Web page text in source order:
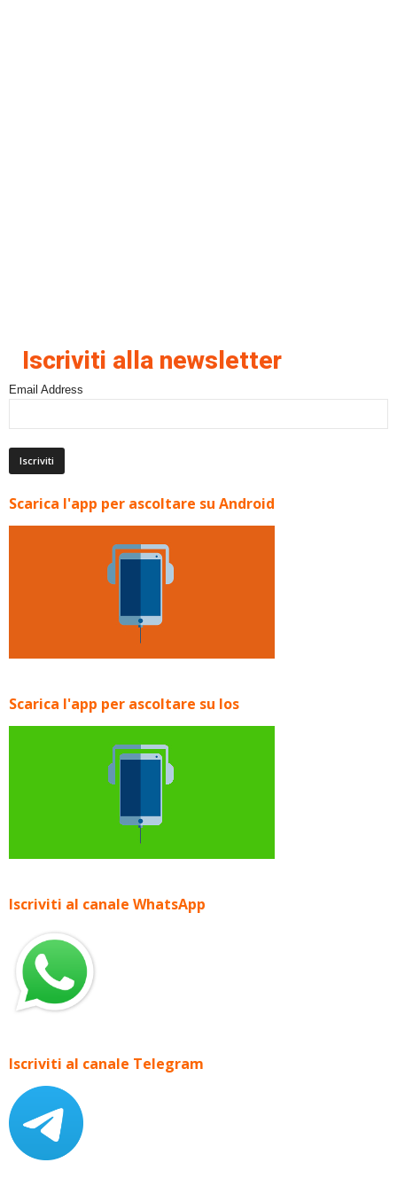
Iscriviti alla newsletter
Email Address
Scarica l'app per ascoltare su Android
Scarica l'app per ascoltare su Ios
Iscriviti al canale WhatsApp
Iscriviti al canale Telegram